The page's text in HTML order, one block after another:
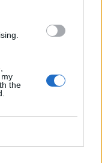
the
fine settimana
fine settimana. 🌞